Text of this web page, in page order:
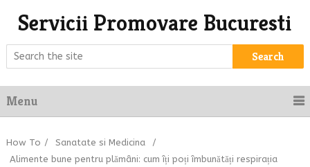
Servicii Promovare Bucuresti
Search
Menu
How To / Sanatate si Medicina
/
Alimente bune pentru plămâni: cum îți poți îmbunătăți respirația